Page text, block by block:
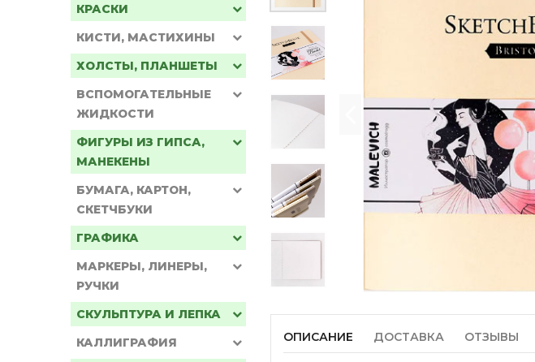
КРАСКИ
КИСТИ, МАСТИХИНЫ
ХОЛСТЫ, ПЛАНШЕТЫ
ВСПОМОГАТЕЛЬНЫЕ
ЖИДКОСТИ
ФИГУРЫ ИЗ ГИПСА,
МАНЕКЕНЫ
БУМАГА, КАРТОН,
СКЕТЧБУКИ
ГРАФИКА
МАРКЕРЫ, ЛИНЕРЫ,
РУЧКИ
СКУЛЬПТУРА И ЛЕПКА
КАЛЛИГРАФИЯ
ОПИСАНИЕ ДОСТАВКА ОТЗЫВЫ